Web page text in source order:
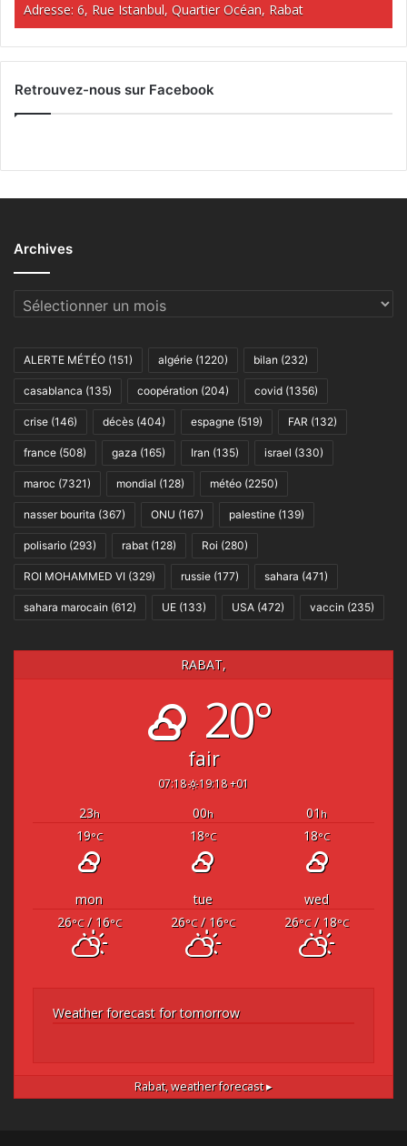
Adresse: 6, Rue Istanbul, Quartier Océan, Rabat
Retrouvez-nous sur Facebook
Archives
Archives
ALERTE MÉTÉO (151) algérie (1220) bilan (232)
casablanca (135) coopération (204) covid (1356)
crise (146) décès (404) espagne (519) FAR (132)
france (508) gaza (165) Iran (135) israel (330)
maroc (7321) mondial (128) météo (2250)
nasser bourita (367) ONU (167) palestine (139)
polisario (293) rabat (128) Roi (280)
ROI MOHAMMED VI (329) russie (177) sahara (471)
sahara marocain (612) UE (133) USA (472) vaccin (235)
RABAT,
20°
fair
07:18 19:18 +01
23h 00h 01 h
19°C 18°C 18°C
mon tue
wed
26°C/ 16°C 26°C/ 16°C 26°C/ 18°C
Weather forecast for tomorrow
Rabat,weather forecast ▸